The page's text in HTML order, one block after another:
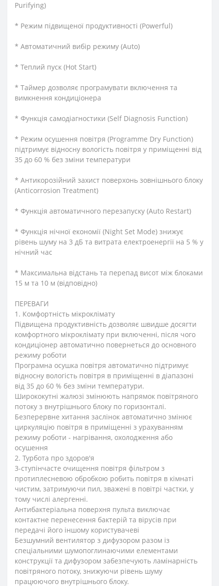
Purifying)
* Режим підвищеної продуктивності (Powerful)
* Автоматичний вибір режиму (Auto)
* Теплий пуск (Hot Start)
* Таймер дозволяє програмувати включення та
вимкнення кондиціонера
* Функція самодіагностики (Self Diagnosis Function)
* Режим осушення повітря (Programme Dry Function)
підтримує відносну вологість повітря у приміщенні від
35 до 60 % без зміни температури
* Антикорозійний захист поверхонь зовнішнього блоку
(Anticorrosion Treatment)
* Функція автоматичного перезапуску (Auto Restart)
* Функція нічної економії (Night Set Mode) знижує
рівень шуму на 3 дБ та витрата електроенергії на 5 % у
нічний час
* Максимальна відстань та перепад висот між блоками
15 м та 10 м (відповідно)
ПЕРЕВАГИ
1. Комфортність мікроклімату
Підвищена продуктивність дозволяє швидше досягти
комфортного мікроклімату при включенні, після чого
кондиціонер автоматично повернеться до основного
режиму роботи
Програмна осушка повітря автоматично підтримує
відносну вологість повітря в приміщенні в діапазоні
від 35 до 60 % без зміни температури.
Ширококутні жалюзі змінюють напрямок повітряного
потоку з внутрішнього блоку по горизонталі.
Безперервне хитання заслінок автоматично змінює
циркуляцію повітря в приміщенні з урахуванням
режиму роботи - нагрівання, охолодження або
осушення
2. Турбота про здоров'я
3-ступінчасте очищення повітря фільтром з
протиплесневою обробкою робить повітря в кімнаті
чистим, затримуючи пил, зважені в повітрі частки, у
тому числі алергенні.
Антибактеріальна поверхня пульта виключає
контактне перенесення бактерій та вірусів при
передачі його іншому користувачеві
Безшумний вентилятор з дифузором разом із
спеціальними шумопоглинаючими елементами
конструкції та дифузором забезпечують ламінарність
повітряного потоку, знижуючи рівень шуму
працюючого внутрішнього блоку.